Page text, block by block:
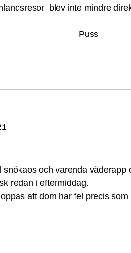
blev inte mindre
Puss
snökaos och varenda
redan i eftermiddag.
att dom har fel precis